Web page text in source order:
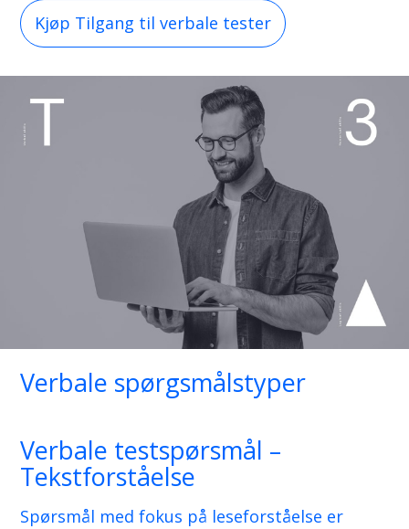
Kjøp Tilgang til verbale tester
Verbale spørgsmålstyper
Verbale testspørsmål –
Tekstforståelse
Spørsmål med fokus på leseforståelse er